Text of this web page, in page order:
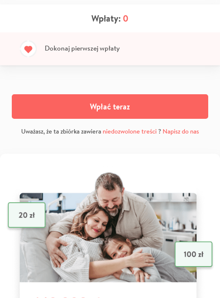
Wpłaty: 0
Dokonaj pierwszej wpłaty
Wpłać teraz
Uważasz, że ta zbiórka zawiera niedozwolone treści? Napisz do nas